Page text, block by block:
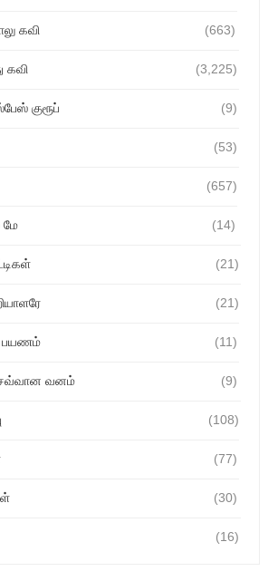
கவி (663)
கவி (3,225)
குரூப் (9)
(53)
(657)
மே (14)
(21)
(21)
பயணம் (11)
வனம் (9)
(108)
(77)
(30)
(16)